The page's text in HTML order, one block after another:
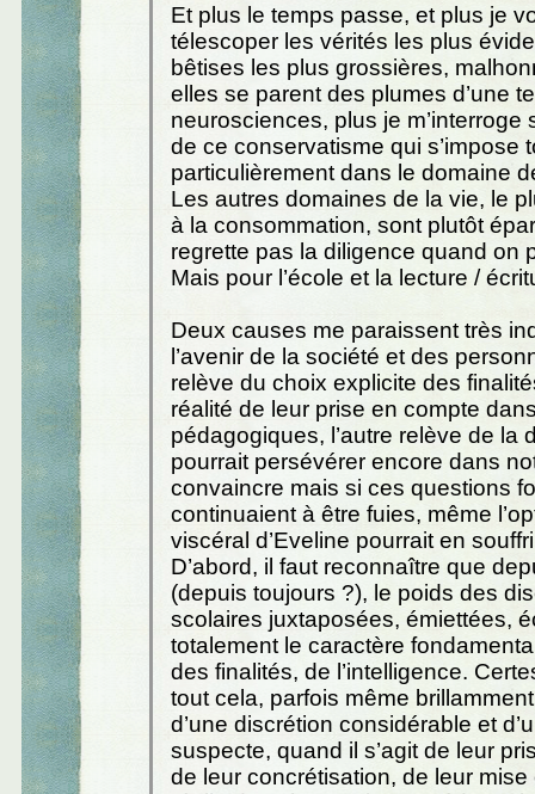
Et plus le temps passe, et plus je
télescoper les vérités les plus
bêtises les plus grossières,
elles se parent des plumes d’une
neurosciences, plus je m’interroge
de ce conservatisme qui s’impose
particulièrement dans le domaine
Les autres domaines de la vie, le
à la consommation, sont plutôt
regrette pas la diligence quand on
Mais pour l’école et la lecture /
Deux causes me paraissent très
l’avenir de la société et des
relève du choix explicite des
réalité de leur prise en compte
pédagogiques, l’autre relève de la
pourrait persévérer encore dans
convaincre mais si ces questions
continuaient à être fuies, même
viscéral d’Eveline pourrait en
D’abord, il faut reconnaître que
(depuis toujours ?), le poids des
scolaires juxtaposées, émiettées,
totalement le caractère
des finalités, de l’intelligence.
tout cela, parfois même
d’une discrétion considérable et
suspecte, quand il s’agit de leur
de leur concrétisation, de leur